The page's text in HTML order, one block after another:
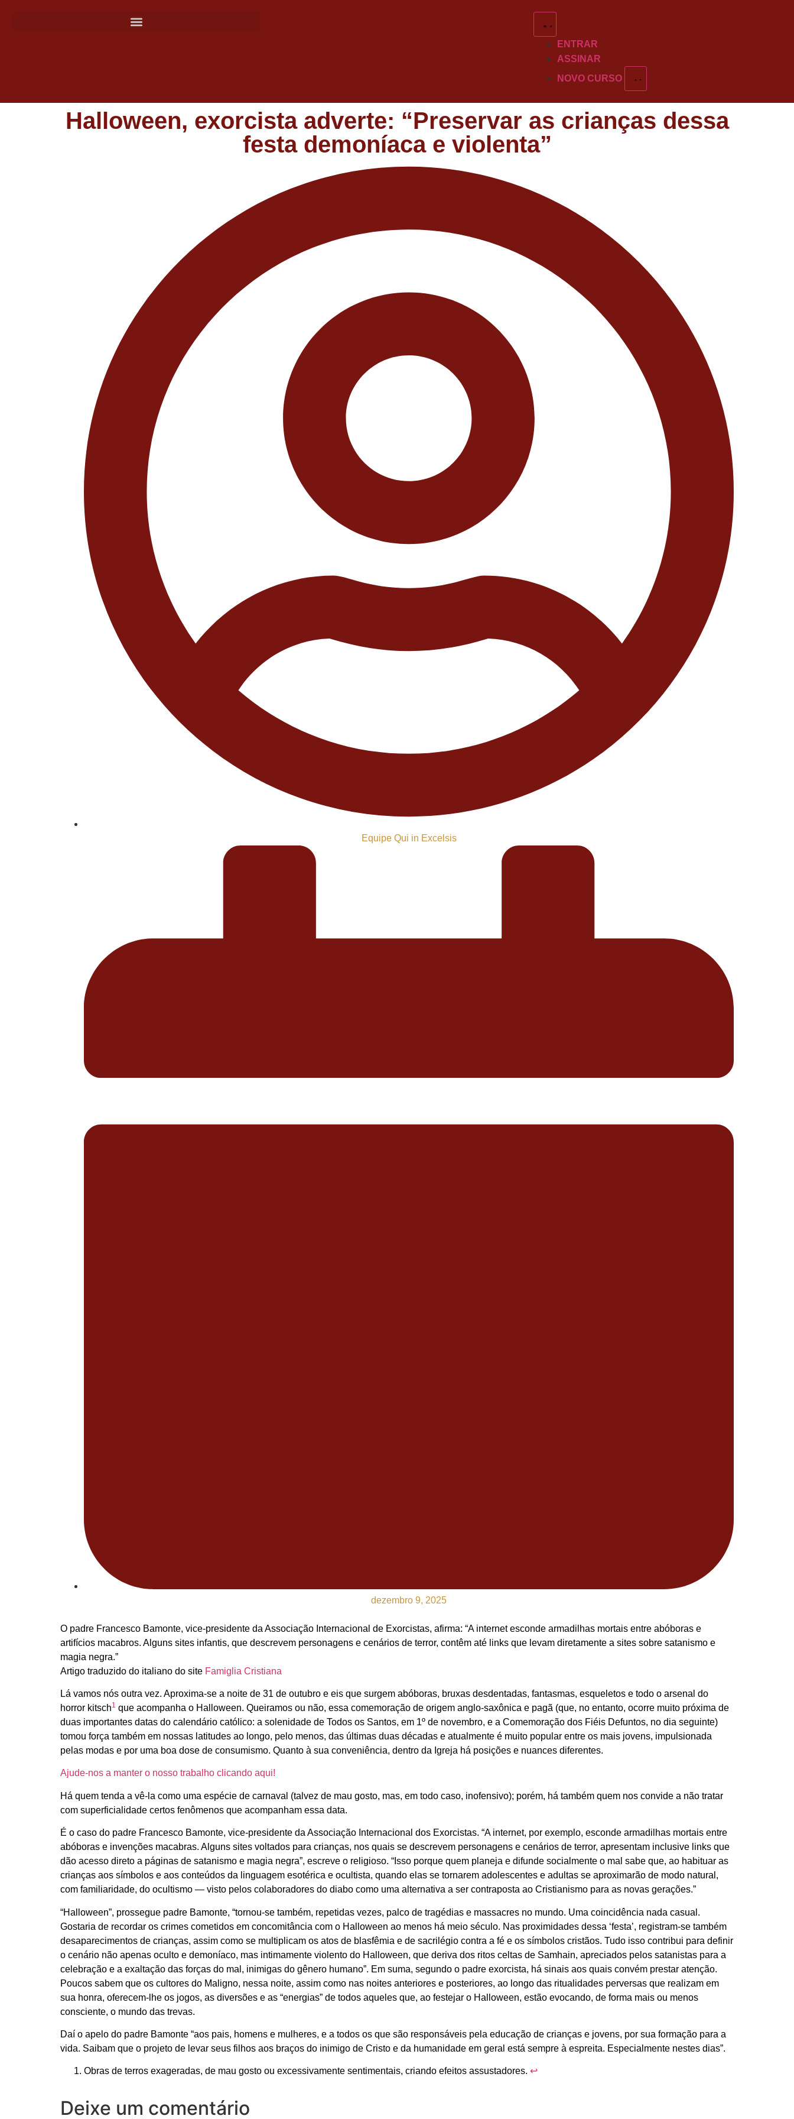
ENTRAR
ASSINAR
NOVO CURSO
Halloween, exorcista adverte: “Preservar as crianças dessa
festa demoníaca e violenta”
Equipe Qui in Excelsis
dezembro 9, 2025
O padre Francesco Bamonte, vice-presidente da Associação Internacional de Exorcistas, afirma: “A internet esconde armadilhas mortais entre abóboras e
artifícios macabros. Alguns sites infantis, que descrevem personagens e cenários de terror, contêm até links que levam diretamente a sites sobre satanismo e
magia negra.”
Artigo traduzido do italiano do site Famiglia Cristiana
Lá vamos nós outra vez. Aproxima-se a noite de 31 de outubro e eis que surgem abóboras, bruxas desdentadas, fantasmas, esqueletos e todo o arsenal do
horror kitsch1 que acompanha o Halloween. Queiramos ou não, essa comemoração de origem anglo-saxônica e pagã (que, no entanto, ocorre muito próxima de
duas importantes datas do calendário católico: a solenidade de Todos os Santos, em 1º de novembro, e a Comemoração dos Fiéis Defuntos, no dia seguinte)
tomou força também em nossas latitudes ao longo, pelo menos, das últimas duas décadas e atualmente é muito popular entre os mais jovens, impulsionada
pelas modas e por uma boa dose de consumismo. Quanto à sua conveniência, dentro da Igreja há posições e nuances diferentes.
Ajude-nos a manter o nosso trabalho clicando aqui!
Há quem tenda a vê-la como uma espécie de carnaval (talvez de mau gosto, mas, em todo caso, inofensivo); porém, há também quem nos convide a não tratar
com superficialidade certos fenômenos que acompanham essa data.
É o caso do padre Francesco Bamonte, vice-presidente da Associação Internacional dos Exorcistas. “A internet, por exemplo, esconde armadilhas mortais entre
abóboras e invenções macabras. Alguns sites voltados para crianças, nos quais se descrevem personagens e cenários de terror, apresentam inclusive links que
dão acesso direto a páginas de satanismo e magia negra”, escreve o religioso. “Isso porque quem planeja e difunde socialmente o mal sabe que, ao habituar as
crianças aos símbolos e aos conteúdos da linguagem esotérica e ocultista, quando elas se tornarem adolescentes e adultas se aproximarão de modo natural,
com familiaridade, do ocultismo — visto pelos colaboradores do diabo como uma alternativa a ser contraposta ao Cristianismo para as novas gerações.”
“Halloween”, prossegue padre Bamonte, “tornou-se também, repetidas vezes, palco de tragédias e massacres no mundo. Uma coincidência nada casual.
Gostaria de recordar os crimes cometidos em concomitância com o Halloween ao menos há meio século. Nas proximidades dessa ‘festa’, registram-se também
desaparecimentos de crianças, assim como se multiplicam os atos de blasfêmia e de sacrilégio contra a fé e os símbolos cristãos. Tudo isso contribui para definir
o cenário não apenas oculto e demoníaco, mas intimamente violento do Halloween, que deriva dos ritos celtas de Samhain, apreciados pelos satanistas para a
celebração e a exaltação das forças do mal, inimigas do gênero humano”. Em suma, segundo o padre exorcista, há sinais aos quais convém prestar atenção.
Poucos sabem que os cultores do Maligno, nessa noite, assim como nas noites anteriores e posteriores, ao longo das ritualidades perversas que realizam em
sua honra, oferecem-lhe os jogos, as diversões e as “energias” de todos aqueles que, ao festejar o Halloween, estão evocando, de forma mais ou menos
consciente, o mundo das trevas.
Daí o apelo do padre Bamonte “aos pais, homens e mulheres, e a todos os que são responsáveis pela educação de crianças e jovens, por sua formação para a
vida. Saibam que o projeto de levar seus filhos aos braços do inimigo de Cristo e da humanidade em geral está sempre à espreita. Especialmente nestes dias”.
Obras de terros exageradas, de mau gosto ou excessivamente sentimentais, criando efeitos assustadores. ↩︎
Deixe um comentário